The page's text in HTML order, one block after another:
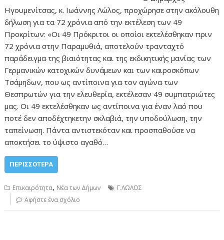
Ηγουμενίτσας, κ. Ιωάννης Λώλος, προχώρησε στην ακόλουθη
δήλωση για τα 72 χρόνια από την εκτέλεση των 49
Προκρίτων: «Οι 49 Πρόκριτοι οι οποίοι εκτελέσθηκαν πριν
72 χρόνια στην Παραμυθιά, αποτελούν τρανταχτό
παράδειγμα της βιαιότητας και της εκδικητικής μανίας των
Γερμανικών κατοχικών δυνάμεων και των καιροσκόπων
Τσάμηδων, που ως αντίποινα για τον αγώνα των
Θεσπρωτών για την ελευθερία, εκτέλεσαν 49 συμπατριώτες
μας. Οι 49 εκτελέσθηκαν ως αντίποινα για έναν λαό που
ποτέ δεν αποδέχτηκετην σκλαβιά, την υποδούλωση, την
ταπείνωση. Πάντα αντιστεκόταν και προσπαθούσε να
αποκτήσει το ύψιστο αγαθό…
ΠΕΡΙΣΣΌΤΕΡΑ
Επικαιρότητα, Νέα των Δήμων
Γ.ΛΩΛΟΣ
Αφήστε ένα σχόλιο